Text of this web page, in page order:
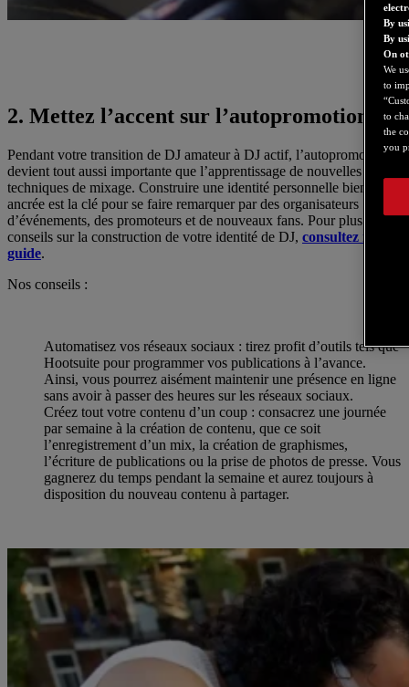
2. Mettez l’accent sur l’autopromotion
Pendant votre transition de DJ amateur à DJ actif, l’autopromotion
devient tout aussi importante que l’apprentissage de nouvelles
techniques de mixage. Construire une identité personnelle bien
ancrée est la clé pour se faire remarquer par des organisateurs
d’événements, des promoteurs et de nouveaux fans. Pour plus de
conseils sur la construction de votre identité de DJ, consultez notre
guide.
Nos conseils :
Automatisez vos réseaux sociaux : tirez profit d’outils tels que
Hootsuite pour programmer vos publications à l’avance.
Ainsi, vous pourrez aisément maintenir une présence en ligne
sans avoir à passer des heures sur les réseaux sociaux.
Créez tout votre contenu d’un coup : consacrez une journée
par semaine à la création de contenu, que ce soit
l’enregistrement d’un mix, la création de graphismes,
l’écriture de publications ou la prise de photos de presse. Vous
gagnerez du temps pendant la semaine et aurez toujours à
disposition du nouveau contenu à partager.
By
By
On
We
to
to
the
you